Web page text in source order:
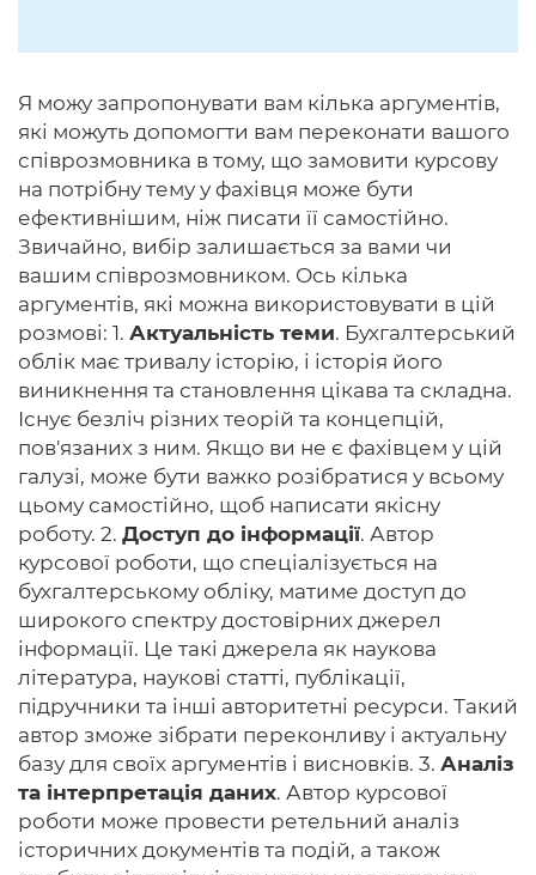
Я можу запропонувати вам кілька аргументів,
які можуть допомогти вам переконати вашого
співрозмовника в тому, що замовити курсову
на потрібну тему у фахівця може бути
ефективнішим, ніж писати її самостійно.
Звичайно, вибір залишається за вами чи
вашим співрозмовником. Ось кілька
аргументів, які можна використовувати в цій
розмові: 1. Актуальність теми. Бухгалтерський
облік має тривалу історію, і історія його
виникнення та становлення цікава та складна.
Існує безліч різних теорій та концепцій,
пов'язаних з ним. Якщо ви не є фахівцем у цій
галузі, може бути важко розібратися у всьому
цьому самостійно, щоб написати якісну
роботу. 2. Доступ до інформації. Автор
курсової роботи, що спеціалізується на
бухгалтерському обліку, матиме доступ до
широкого спектру достовірних джерел
інформації. Це такі джерела як наукова
література, наукові статті, публікації,
підручники та інші авторитетні ресурси. Такий
автор зможе зібрати переконливу і актуальну
базу для своїх аргументів і висновків. 3. Аналіз
та інтерпретація даних. Автор курсової
роботи може провести ретельний аналіз
історичних документів та подій, а також